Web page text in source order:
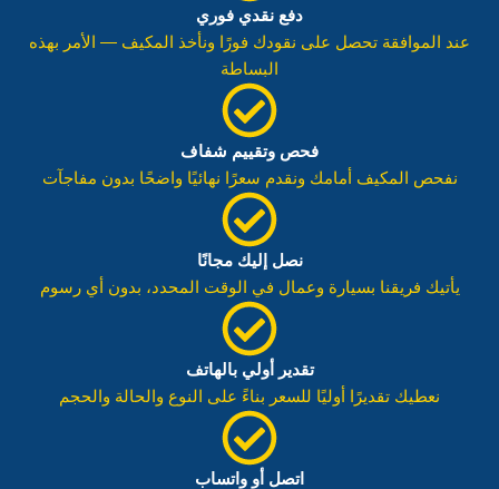
دفع نقدي فوري
عند الموافقة تحصل على نقودك فورًا ونأخذ المكيف — الأمر بهذه
البساطة
فحص وتقييم شفاف
نفحص المكيف أمامك ونقدم سعرًا نهائيًا واضحًا بدون مفاجآت
نصل إليك مجانًا
يأتيك فريقنا بسيارة وعمال في الوقت المحدد، بدون أي رسوم
تقدير أولي بالهاتف
نعطيك تقديرًا أوليًا للسعر بناءً على النوع والحالة والحجم
اتصل أو واتساب